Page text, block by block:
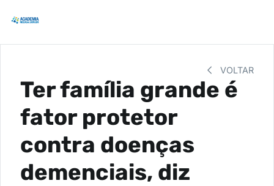
VOLTAR
Ter família grande é
fator protetor
contra doenças
demenciais, diz